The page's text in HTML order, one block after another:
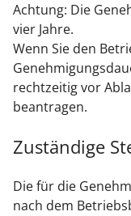
Achtung: Die
vier Jahre.
Wenn Sie den
rechtzeitig vor
beantragen.
Zuständige
Die für die
nach dem